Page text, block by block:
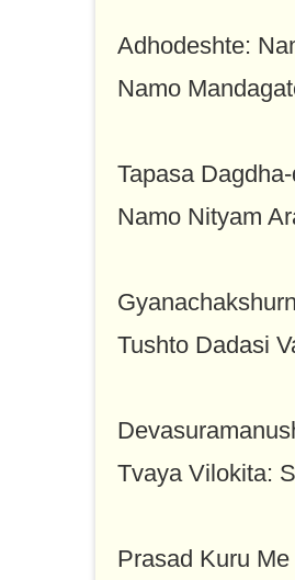
Adhodeshte:
Namo
Tapasa
Namo Nityam
Tushto Dadasi
Tvaya Vilokita:
Prasad Kuru